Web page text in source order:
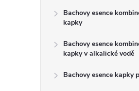
Bachovy esence
kapky
Bachovy esence
kapky v alkalické vodě
Bachovy esence kapky